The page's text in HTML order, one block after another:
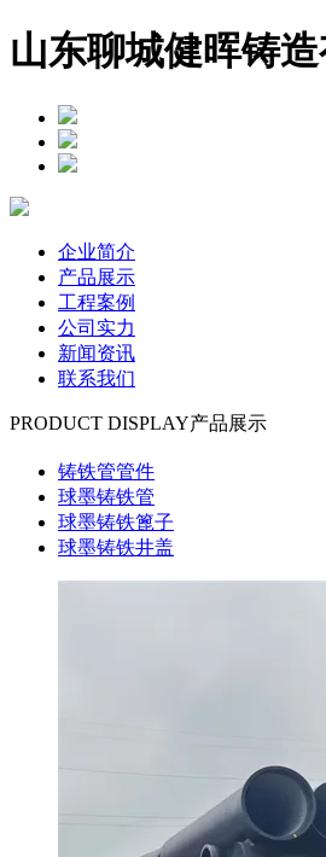
山东聊城健晖铸造
企业简介
产品展示
工程案例
公司实力
新闻资讯
联系我们
PRODUCT DISPLAY产品展示
铸铁管管件
球墨铸铁管
球墨铸铁篦子
球墨铸铁井盖